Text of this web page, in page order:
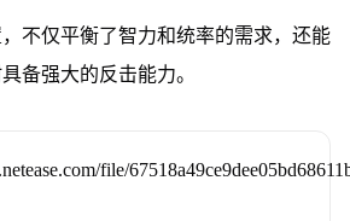
不仅平衡了智力和统率的需求，还能
备强大的反击能力。